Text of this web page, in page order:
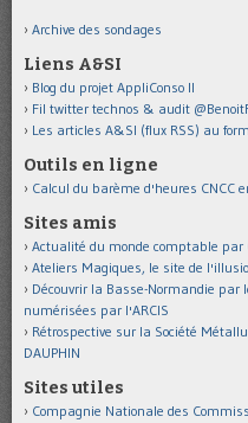
Archive des sondages
Liens A&SI
Blog du projet AppliConso II
Fil twitter technos & audit
Les articles A&SI (flux RSS) au
Outils en ligne
Calcul du barème d'heures CNCC
Sites amis
Actualité du monde comptable par
Ateliers Magiques, le site de
Découvrir la Basse-Normandie par
numérisées par l'ARCIS
Rétrospective sur la Société
DAUPHIN
Sites utiles
Compagnie Nationale des